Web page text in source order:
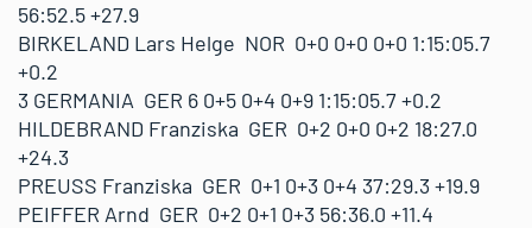
56:52.5 +27.9
BIRKELAND Lars Helge NOR 0+0 0+0 0+0 1:15:05.7
+0.2
3 GERMANIA GER 6 0+5 0+4 0+9 1:15:05.7 +0.2
HILDEBRAND Franziska GER 0+2 0+0 0+2 18:27.0
+24.3
PREUSS Franziska GER 0+1 0+3 0+4 37:29.3 +19.9
PEIFFER Arnd GER 0+2 0+1 0+3 56:36.0 +11.4